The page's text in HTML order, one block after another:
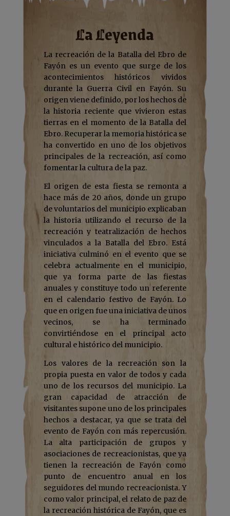
La Leyenda
La recreación de la Batalla del Ebro de
Fayón es un evento que surge de los
acontecimientos históricos vividos
durante la Guerra Civil en Fayón. Su
origen viene definido, por los hechos de
la historia reciente que vivieron estas
tierras en el momento de la Batalla del
Ebro. Recuperar la memoria histórica se
ha convertido en uno de los objetivos
principales de la recreación, así como
fomentar la cultura de la paz.
El origen de esta fiesta se remonta a
hace más de 20 años, donde un grupo
de voluntarios del municipio explicaban
la historia utilizando el recurso de la
recreación y teatralización de hechos
vinculados a la Batalla del Ebro. Está
iniciativa culminó en el evento que se
celebra actualmente en el municipio,
que ya forma parte de las fiestas
anuales y constituye todo un referente
en el calendario festivo de Fayón. Lo
que en origen fue una iniciativa de unos
vecinos, se ha terminado
convirtiéndose en el principal acto
cultural e histórico del municipio.
Los valores de la recreación son la
propia puesta en valor de todos y cada
uno de los recursos del municipio. La
gran capacidad de atracción de
visitantes supone uno de los principales
hechos a destacar, ya que se trata del
evento de Fayón con más repercusión.
La alta participación de grupos y
asociaciones de recreacionistas, que ya
tienen la recreación de Fayón como
punto de encuentro anual en los
seguidores del mundo recreacionista. Y
como valor principal, el relato de paz de
la recreación histórica de Fayón, que es